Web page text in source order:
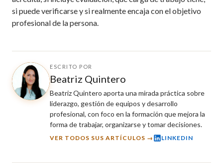
si puede verificarse y si realmente encaja con el objetivo
profesional de la persona.
ESCRITO POR
Beatriz Quintero
Beatriz Quintero aporta una mirada práctica sobre
liderazgo, gestión de equipos y desarrollo
profesional, con foco en la formación que mejora la
forma de trabajar, organizarse y tomar decisiones.
VER TODOS SUS ARTÍCULOS → LINKEDIN